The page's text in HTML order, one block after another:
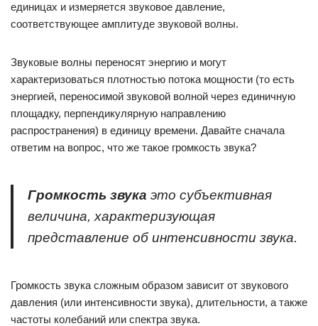
единицах и измеряется звуковое давление,
соответствующее амплитуде звуковой волны.
Звуковые волны переносят энергию и могут
характеризоваться плотностью потока мощности (то есть
энергией, переносимой звуковой волной через единичную
площадку, перпендикулярную направлению
распространения) в единицу времени. Давайте сначала
ответим на вопрос, что же такое громкость звука?
Громкость звука это субъективная
величина, характеризующая
представление об интенсивности звука.
Громкость звука сложным образом зависит от звукового
давления (или интенсивности звука), длительности, а также
частоты колебаний или спектра звука.